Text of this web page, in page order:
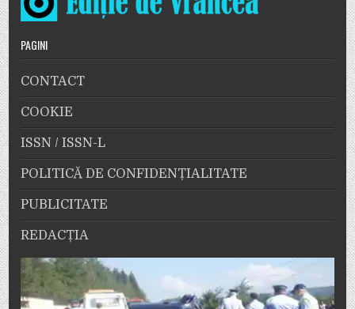
PAGINI
CONTACT
COOKIE
ISSN / ISSN-L
POLITICĂ DE CONFIDENȚIALITATE
PUBLICITATE
REDACȚIA
Player
video